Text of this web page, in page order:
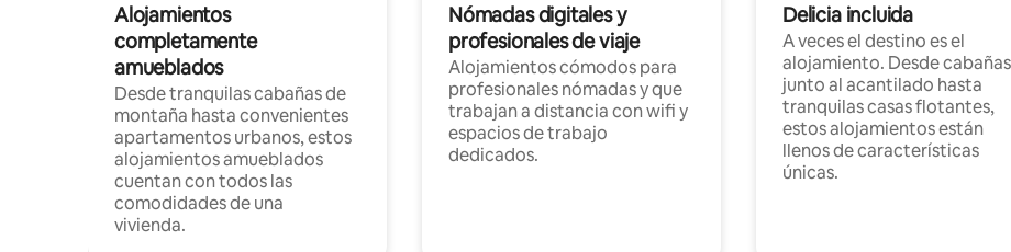
Alojamientos
completamente
amueblados
Desde tranquilas cabañas de
montaña hasta convenientes
apartamentos urbanos, estos
alojamientos amueblados
cuentan con todos las
comodidades de una
vivienda.
Nómadas digitales y
profesionales de viaje
Alojamientos cómodos para
profesionales nómadas y que
trabajan a distancia con wifi y
espacios de trabajo
dedicados.
Delicia incluida
A veces el destino es el
alojamiento. Desde cabañas
junto al acantilado hasta
tranquilas casas flotantes,
estos alojamientos están
llenos de características
únicas.